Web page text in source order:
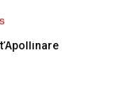
proposta